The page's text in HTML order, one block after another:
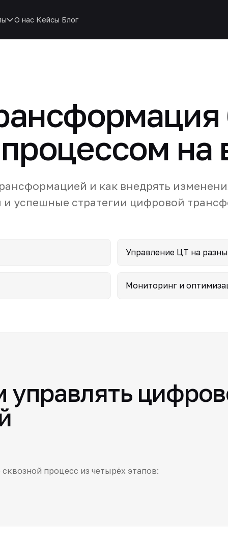
О нас Кейсы Блог
на
и как внедрять
успешные стратегии цифровой
Управление ЦТ на
Мониторинг и
управлять
процесс из четырёх этапов: